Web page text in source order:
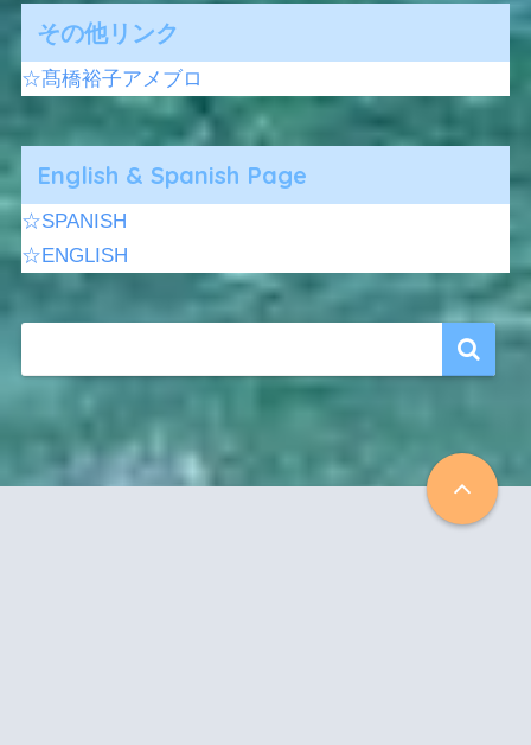
その他リンク
☆髙橋裕子アメブロ
English & Spanish Page
☆SPANISH
☆ENGLISH